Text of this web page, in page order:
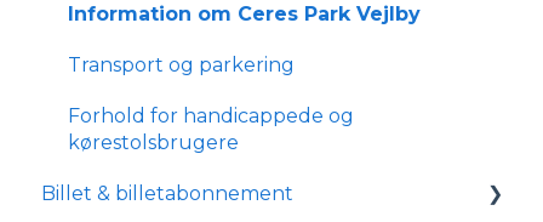
Hvad indeholder Klub Aros?
Tilmelding og medlemskab
Information om Ceres Park Vejlby
Transport og parkering
Forhold for handicappede og
kørestolsbrugere
Billet & billetabonnement